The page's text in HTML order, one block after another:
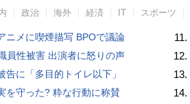
政治 海外 経済 IT スポーツ
ニメに喫煙描写 BPOで議論
員性被害 出演者に怒りの声
告に「多目的トイレ以下」
を守った? 粋な行動に称賛
11.
12.
13.
14.